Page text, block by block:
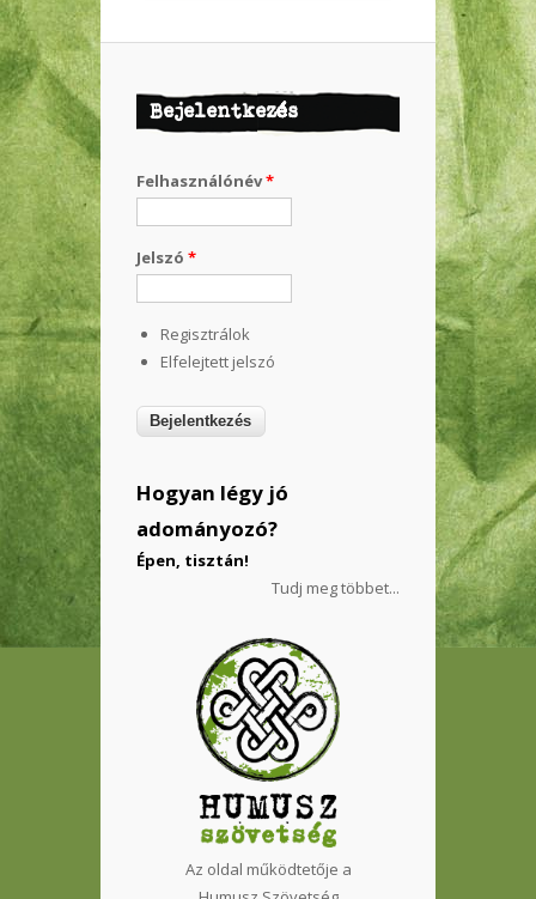
Bejelentkezés
Felhasználónév*
Jelszó *
Regisztrálok
Elfelejtett jelszó
Hogyan légy jó
adományozó?
Épen, tisztán!
Tudj meg többet...
Az oldal működtetője a